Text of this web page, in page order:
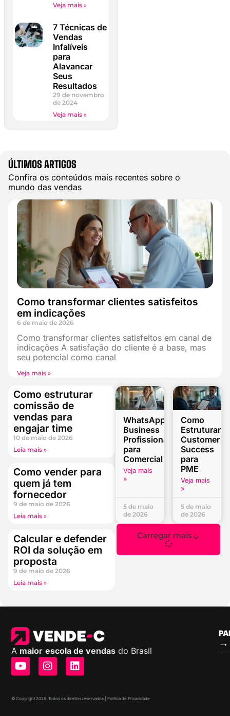
Veja mais »
7 Técnicas de
Vendas
Infalíveis
para
Alavancar
Seus
Resultados
29 de novembro
de 2024
Veja mais »
ÚLTIMOS ARTIGOS
Confira os conteúdos mais recentes sobre o
mundo das vendas
Como transformar clientes satisfeitos
em indicações
6 de maio de 2026
Como transformar clientes satisfeitos em canal de
indicações A satisfação do cliente é a base, mas
seu potencial como canal
Veja mais »
Como estruturar
comissão de
vendas para
engajar time
10 de maio de 2026
Leia mais »
Como vender para
quem já tem
fornecedor
9 de maio de 2026
Leia mais »
Calcular e defender
ROI da solução em
proposta
9 de maio de 2026
Leia mais »
WhatsApp
Business
Profissional
para
Comercial
Veja mais
»
5 de maio
de 2026
Como
Estruturar
Customer
Success
para
PME
Veja mais
»
5 de maio
de 2026
Carregar mais
A maior escola de vendas do Brasil
→
© Copyright 2026. Todos os direitos reservados | Política de Privacidade